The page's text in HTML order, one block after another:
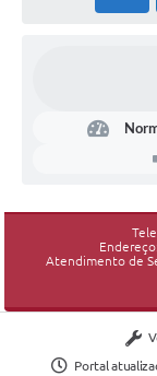
Atendimento de
Portal